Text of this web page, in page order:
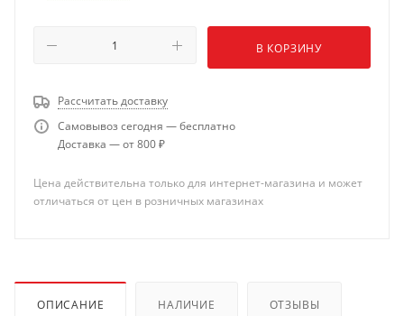
В КОРЗИНУ
Рассчитать доставку
Самовывоз сегодня — бесплатно
Доставка — от 800 ₽
Цена действительна только для интернет-магазина и может
отличаться от цен в розничных магазинах
ОПИСАНИЕ НАЛИЧИЕ ОТЗЫВЫ